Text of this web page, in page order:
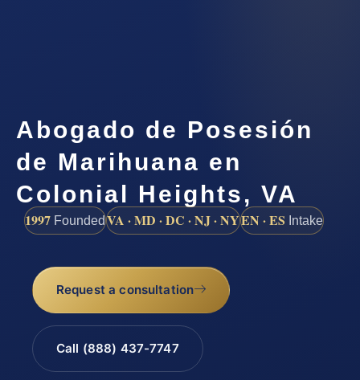
Abogado de Posesión
de Marihuana en
Colonial Heights, VA
1997 FoundedVA · MD · DC · NJ · NYEN · ES Intake
Request a consultation
Call (888) 437-7747